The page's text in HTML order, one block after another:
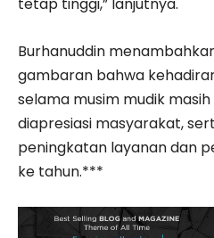
Burhanuddin
gambaran bahwa
selama musim mudik
diapresiasi masyarakat,
peningkatan layanan dan
ke tahun.***